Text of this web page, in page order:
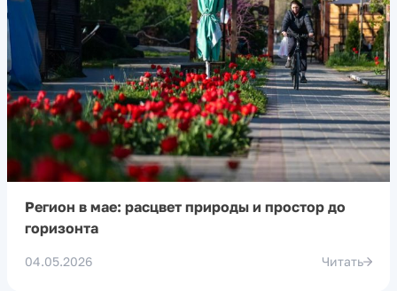
Регион в мае: расцвет природы и простор до
горизонта
04.05.2026 Читать